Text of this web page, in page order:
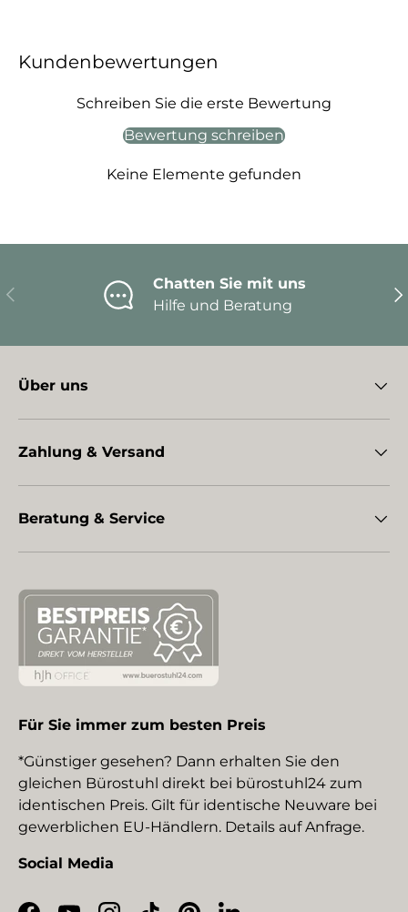
Kundenbewertungen
Schreiben Sie die erste Bewertung
Bewertung schreiben
Keine Elemente gefunden
Vorherige
Chatten Sie mit uns
Hilfe und Beratung
Über uns
Zahlung & Versand
Beratung & Service
Für Sie immer zum besten Preis
*Günstiger gesehen? Dann erhalten Sie den
gleichen Bürostuhl direkt bei bürostuhl24 zum
identischen Preis. Gilt für identische Neuware bei
gewerblichen EU-Händlern. Details auf Anfrage.
Social Media